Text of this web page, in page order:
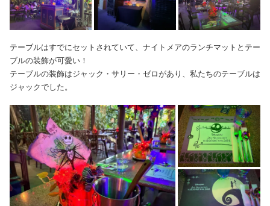
テーブルはすでにセットされていて、ナイトメアのランチマットとテー
ブルの装飾が可愛い！
テーブルの装飾はジャック・サリー・ゼロがあり、私たちのテーブルは
ジャックでした。